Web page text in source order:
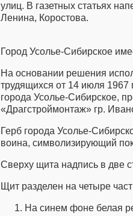
улиц. В газетных статьях
Ленина, Коростова.
Город Усолье-Сибирское
На основании решения
трудящихся от 14 июля 1967
города Усолье-Сибирское,
«Драгстроймонтаж» гр.
Герб города Усолье-
воина, символизирующий
Сверху щита надпись в две
Щит разделен на четыре
На синем фоне белая